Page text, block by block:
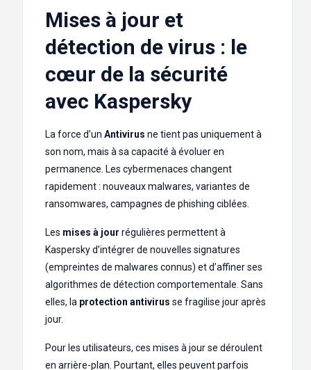
Mises à jour et
détection de virus : le
cœur de la sécurité
avec Kaspersky
La force d’un Antivirus ne tient pas uniquement à
son nom, mais à sa capacité à évoluer en
permanence. Les cybermenaces changent
rapidement : nouveaux malwares, variantes de
ransomwares, campagnes de phishing ciblées.
Les mises à jour régulières permettent à
Kaspersky d’intégrer de nouvelles signatures
(empreintes de malwares connus) et d’affiner ses
algorithmes de détection comportementale. Sans
elles, la protection antivirus se fragilise jour après
jour.
Pour les utilisateurs, ces mises à jour se déroulent
en arrière-plan. Pourtant, elles peuvent parfois